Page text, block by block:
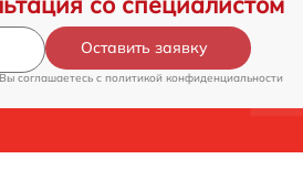
Оставить заявку
соглашаетесь c политикой конфиденциальности